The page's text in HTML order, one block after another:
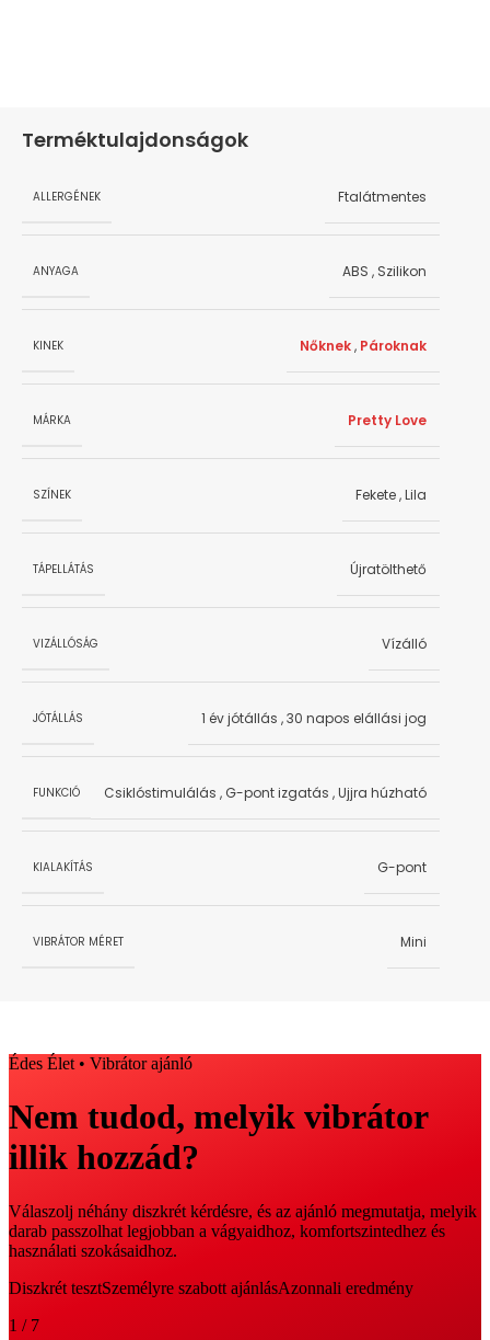
Terméktulajdonságok
ALLERGÉNEK Ftalátmentes
ANYAGA ABS , Szilikon
KINEK Nőknek, Pároknak
MÁRKA Pretty Love
SZÍNEK Fekete,Lila
TÁPELLÁTÁS Újratölthető
VIZÁLLÓSÁG Vízálló
JÓTÁLLÁS 1 év jótállás ,30 napos elállási jog
FUNKCIÓ Csiklóstimulálás , G-pont izgatás ,Ujjra húzható
KIALAKÍTÁS G-pont
VIBRÁTOR MÉRET Mini